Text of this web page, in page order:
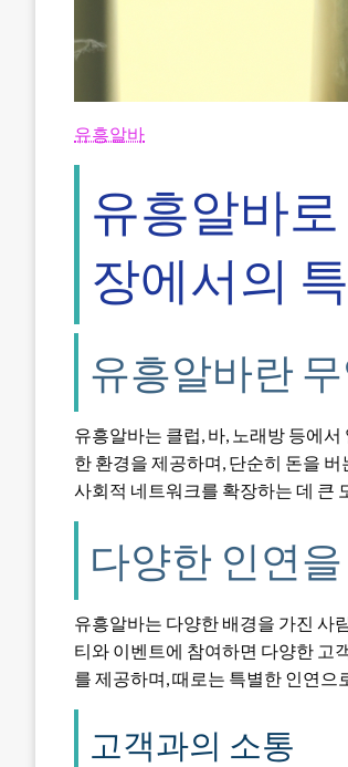
유흥알바
유흥알바
장에서의
유흥알바란
유흥알바는 클럽, 바, 노래방 등에
한 환경을 제공하며, 단순히 돈을
사회적 네트워크를 확장하는 데 큰
다양한 인연
유흥알바는 다양한 배경을 가진 사
티와 이벤트에 참여하면 다양한 고
를 제공하며, 때로는 특별한 인연으
고객과의 소통